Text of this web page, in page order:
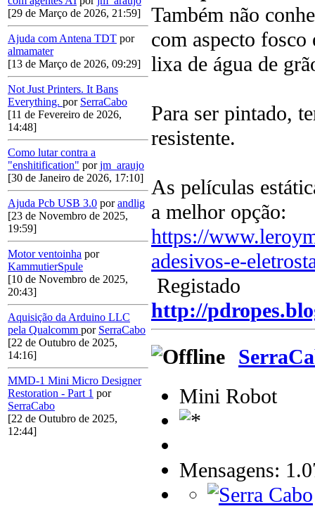
[29 de Março de 2026, 21:59]
Ajuda com Antena TDT por
almamater
[13 de Março de 2026, 09:29]
Not Just Printers. It Bans
Everything. por SerraCabo
[11 de Fevereiro de 2026,
14:48]
Como lutar contra a
"enshitification" porjm_araujo
[30 de Janeiro de 2026, 17:10]
Ajuda Pcb USB 3.0 porandlig
[23 de Novembro de 2025,
19:59]
Motor ventoinha por
KammutierSpule
[10 de Novembro de 2025,
20:43]
Aquisição da Arduino LLC
pela Qualcomm por SerraCabo
[22 de Outubro de 2025,
14:16]
MMD-1 Mini Micro Designer
Restoration - Part 1 por
SerraCabo
[22 de Outubro de 2025,
12:44]
Também não
com aspecto fosco
lixa de água de
Para ser pintado,
resistente.
As películas
a melhor opção:
https://
adesivos-e-
Registado
http://
Mini Robot
Mensagens: